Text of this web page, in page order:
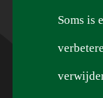
Soms is